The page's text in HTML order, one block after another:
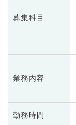
募集科目
業務内容
勤務時間